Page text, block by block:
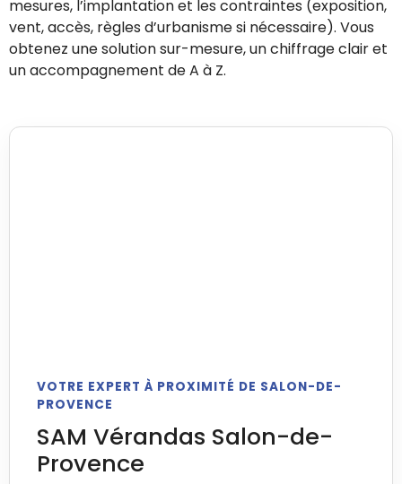
mesures, l’implantation et les contraintes (exposition,
vent, accès, règles d’urbanisme si nécessaire). Vous
obtenez une solution sur-mesure, un chiffrage clair et
un accompagnement de A à Z.
VOTRE EXPERT À PROXIMITÉ DE SALON-DE-
PROVENCE
SAM Vérandas Salon-de-
Provence